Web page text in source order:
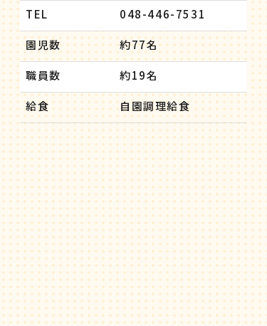
TEL 048-446-7531
園児数 約77名
職員数 約19名
給食 自園調理給食